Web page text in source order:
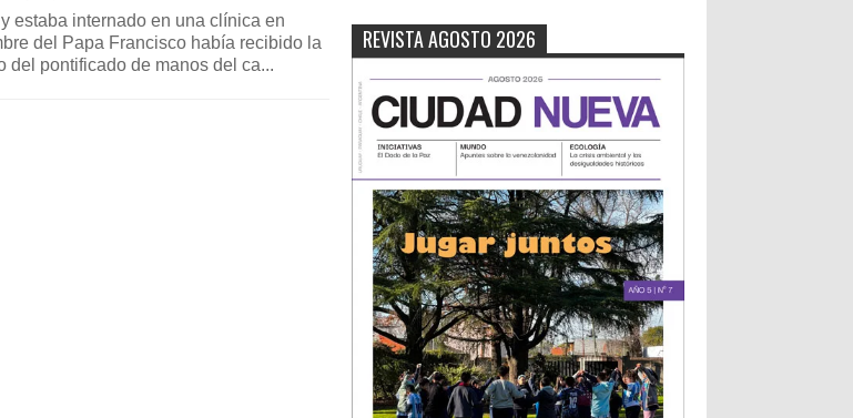
estaba internado en una clínica en
del Papa Francisco había recibido la
del pontificado de manos del ca...
REVISTA AGOSTO 2026